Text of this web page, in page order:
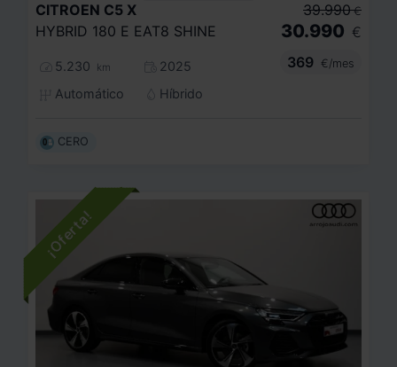
CITROEN C5 X
HYBRID 180 E EAT8 SHINE
5.230 km
2025
Automático
Híbrido
39.990 €
30.990 €
369
€/mes
CERO